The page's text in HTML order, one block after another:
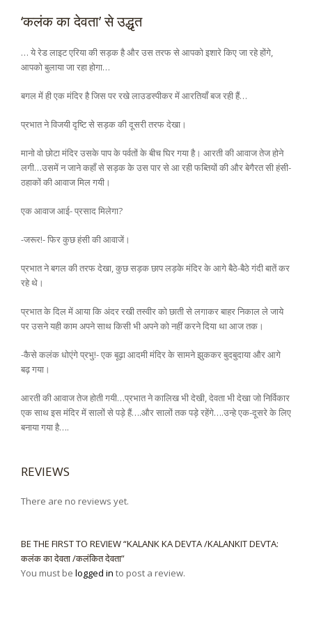
‘कलंक का देवता’ से उद्धृत
… ये रेड लाइट एरिया की सड़क है और उस तरफ से आपको इशारे किए जा रहे होंगे,
आपको बुलाया जा रहा होगा…
बगल में ही एक मंदिर है जिस पर रखे लाउडस्पीकर में आरतियाँ बज रही हैं…
प्रभात ने विजयी दृष्टि से सड़क की दूसरी तरफ देखा।
मानो वो छोटा मंदिर उसके पाप के पर्वतों के बीच घिर गया है। आरती की आवाज तेज होने
लगी…उसमें न जाने कहाँ से सड़क के उस पार से आ रही फब्तियों की और बेगैरत सी हंसी-
ठहाकों की आवाज मिल गयी।
एक आवाज आई- प्रसाद मिलेगा?
-जरूर!- फिर कुछ हंसी की आवाजें।
प्रभात ने बगल की तरफ देखा, कुछ सड़क छाप लड़के मंदिर के आगे बैठे-बैठे गंदी बातें कर
रहे थे।
प्रभात के दिल में आया कि अंदर रखी तस्वीर को छाती से लगाकर बाहर निकाल ले जाये
पर उसने यही काम अपने साथ किसी भी अपने को नहीं करने दिया था आज तक।
-कैसे कलंक धोएंगे प्रभु!- एक बूढ़ा आदमी मंदिर के सामने झुककर बुदबुदाया और आगे
बढ़ गया।
आरती की आवाज तेज होती गयी…प्रभात ने कालिख भी देखी, देवता भी देखा जो निर्विकार
एक साथ इस मंदिर में सालों से पड़े हैं….और सालों तक पड़े रहेंगे….उन्हे एक-दूसरे के लिए
बनाया गया है….
REVIEWS
There are no reviews yet.
BE THE FIRST TO REVIEW “KALANK KA DEVTA /KALANKIT DEVTA:
कलंक का देवता /कलंकित देवता”
You must be logged in to post a review.